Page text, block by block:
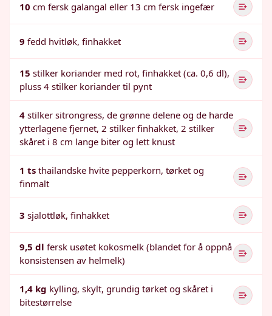
10 cm fersk galangal eller 13 cm fersk ingefær
9 fedd hvitløk, finhakket
15 stilker koriander med rot, finhakket (ca. 0,6 dl),
pluss 4 stilker koriander til pynt
4 stilker sitrongress, de grønne delene og de harde
ytterlagene fjernet, 2 stilker finhakket, 2 stilker
skåret i 8 cm lange biter og lett knust
1 ts thailandske hvite pepperkorn, tørket og
finmalt
3 sjalottløk, finhakket
9,5 dl fersk usøtet kokosmelk (blandet for å oppnå
konsistensen av helmelk)
1,4 kg kylling, skylt, grundig tørket og skåret i
bitestørrelse